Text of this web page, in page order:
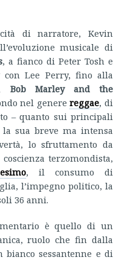
di narratore, Kevin
musicale di
, a fianco di Peter Tosh e
con Lee Perry, fino alla
Bob Marley and the
nel generereggae, di
– quanto sui principali
sua breve ma intensa
lo sfruttamento da
terzomondista,
, il consumo di
l’impegno politico, la
36 anni.
è quello di un
ruolo che fin dalla
sessantenne e di